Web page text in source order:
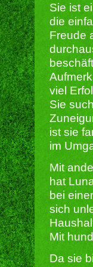
Sie ist
die
Freude
viel
Sie
ist sie
im
Mit
hat
bei
sich
Mit
Da sie